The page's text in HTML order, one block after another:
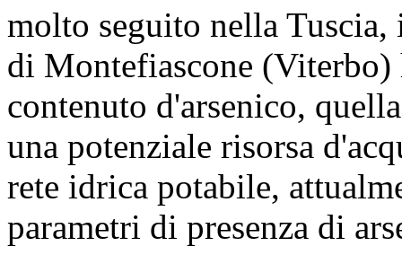
molto seguito nella
di Montefiascone (Viterbo)
contenuto d'arsenico,
una potenziale risorsa
rete idrica potabile,
parametri di presenza di